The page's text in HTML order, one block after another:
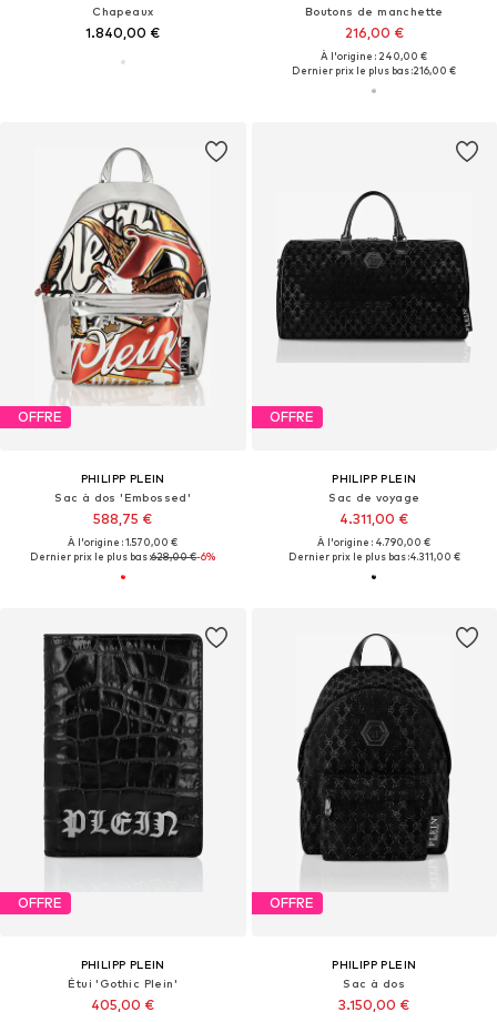
Chapeaux
1.840,00 €
Boutons de manchette
216,00 €
À l'origine : 240,00 €
Dernier prix le plus bas :216,00 €
OFFRE
PHILIPP PLEIN
Sac à dos 'Embossed'
588,75 €
À l'origine : 1.570,00 €
Dernier prix le plus bas :628,00 €-6%
OFFRE
PHILIPP PLEIN
Sac de voyage
4.311,00 €
À l'origine : 4.790,00 €
Dernier prix le plus bas :4.311,00 €
OFFRE
PHILIPP PLEIN
Étui 'Gothic Plein'
405,00 €
OFFRE
PHILIPP PLEIN
Sac à dos
3.150,00 €